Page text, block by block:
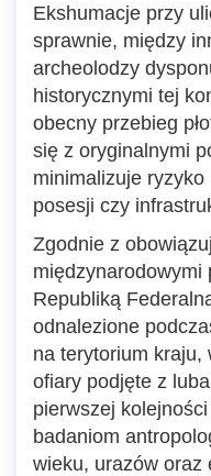
Ekshumacje przy
sprawnie, między
archeolodzy
historycznymi tej
obecny przebieg
się z oryginalnymi
minimalizuje
posesji czy
Zgodnie z
międzynarodowymi
Republiką
odnalezione
na terytorium kraju,
ofiary podjęte z
pierwszej
badaniom
wieku, urazów oraz